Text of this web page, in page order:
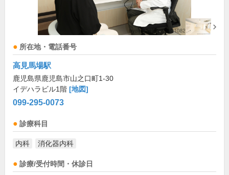
所在地・電話番号
高見馬場駅
鹿児島県鹿児島市山之口町1-30
イデハラビル1階 [地図]
099-295-0073
診療科目
内科 消化器内科
診療/受付時間・休診日